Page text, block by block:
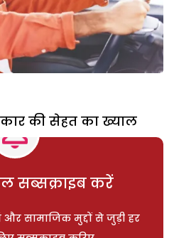
की सेहत का ख्याल
सब्सक्राइब करें
और सामाजिक मुद्दों से जुड़ी हर